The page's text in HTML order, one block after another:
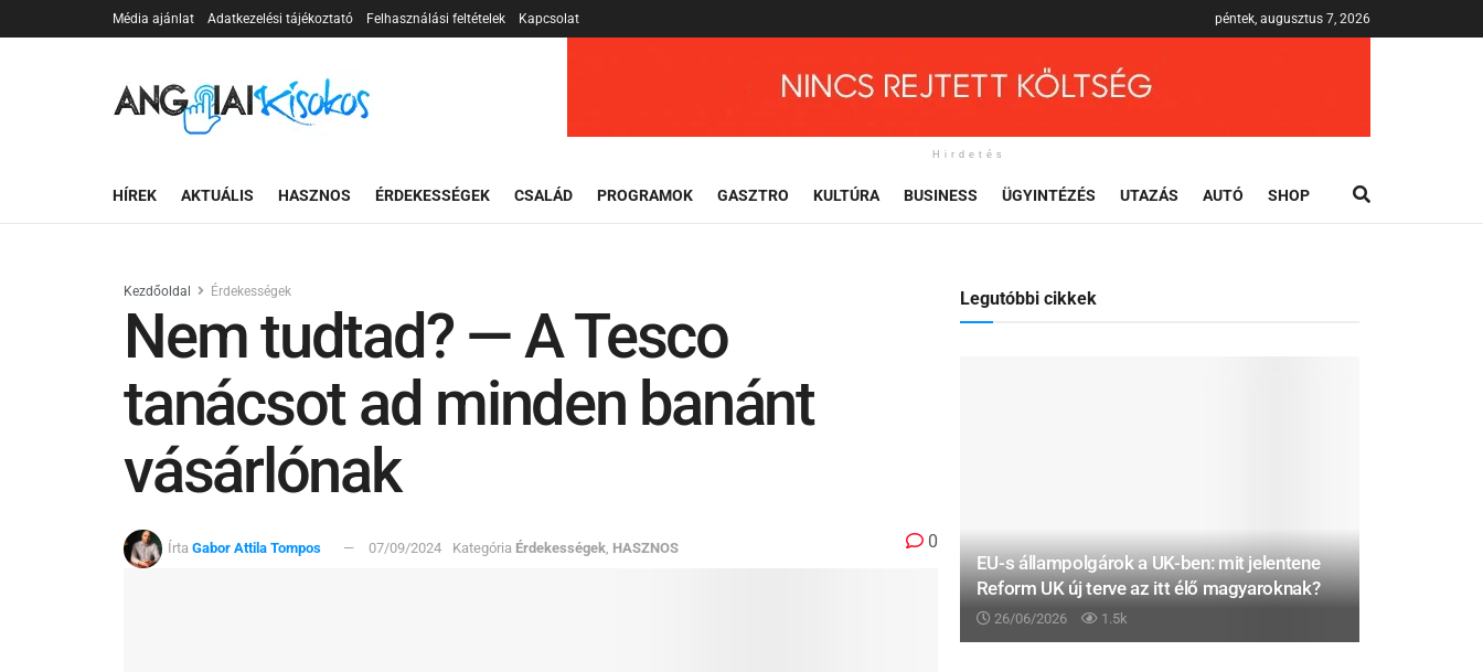
Média ajánlat Adatkezelési tájékoztató Felhasználási feltételek Kapcsolat péntek, augusztus 7, 2026
Hirdetés
HÍREK AKTUÁLIS HASZNOS ÉRDEKESSÉGEK CSALÁD PROGRAMOK GASZTRO KULTÚRA BUSINESS ÜGYINTÉZÉS UTAZÁS AUTÓ SHOP
Kezdőoldal Érdekességek
Nem tudtad? — A Tesco
tanácsot ad minden banánt
vásárlónak
Írta Gabor Attila Tompos 07/09/2024 Kategória Érdekességek, HASZNOS 0
Legutóbbi cikkek
EU-s állampolgárok a UK-ben: mit jelentene
Reform UK új terve az itt élő magyaroknak?
26/06/2026 1.5k